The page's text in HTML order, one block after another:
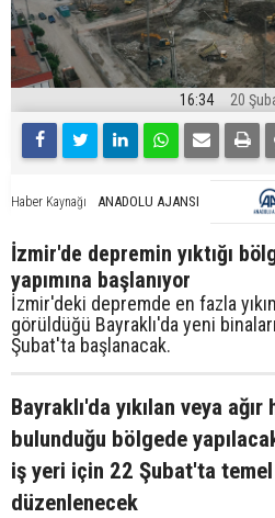
16:34 20
Haber Kaynağı ANADOLU AJANSI
İzmir'de depremin yıktığı
yapımına başlanıyor
İzmir'deki depremde en fazla
görüldüğü Bayraklı'da yeni
Şubat'ta başlanacak.
Bayraklı'da yıkılan veya
bulunduğu bölgede
iş yeri için 22 Şubat'ta
düzenlenecek